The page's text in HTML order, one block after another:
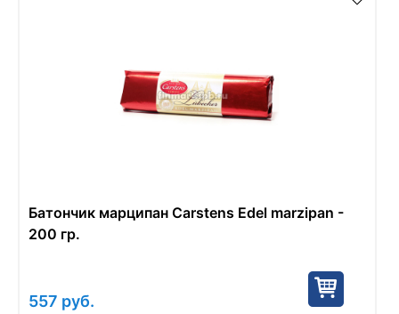
Батончик марципан Carstens Edel marzipan -
200 гр.
557 руб.